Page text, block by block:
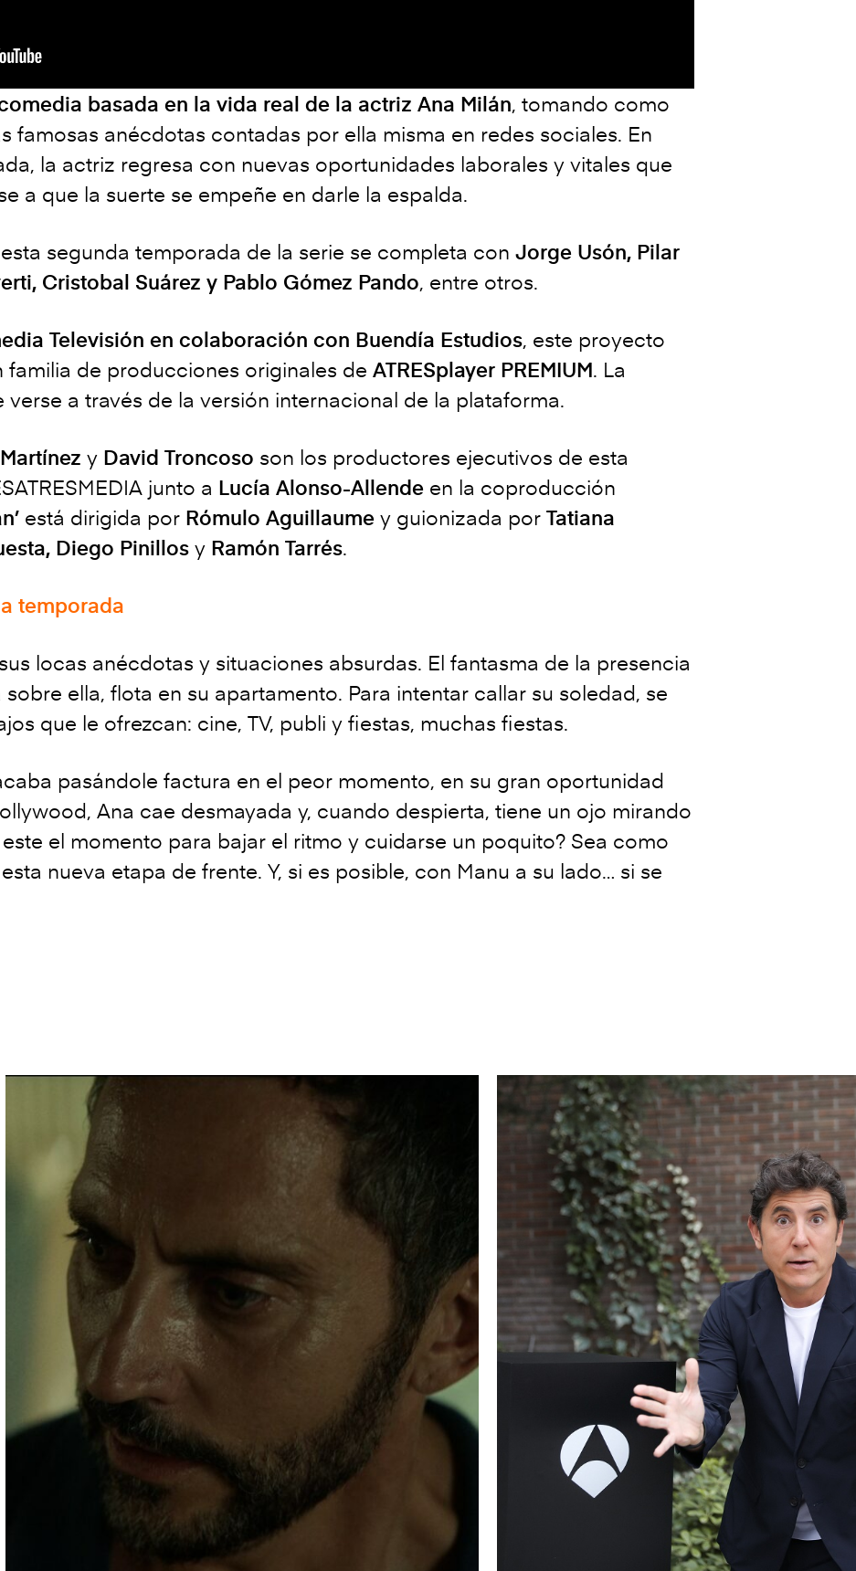
comedia basada en la vida real de la actriz Ana Milán, tomando como
famosas anécdotas contadas por ella misma en redes sociales. En
la actriz regresa con nuevas oportunidades laborales y vitales que
a que la suerte se empeñe en darle la espalda.
segunda temporada de la serie se completa con Jorge Usón, Pilar
Cristobal Suárez y Pablo Gómez Pando, entre otros.
Televisión en colaboración con Buendía Estudios, este proyecto
de producciones originales de ATRESplayer PREMIUM. La
a través de la versión internacional de la plataforma.
y David Troncoso son los productores ejecutivos de esta
junto a Lucía Alonso-Allende en la coproducción
está dirigida por Rómulo Aguillaume y guionizada por Tatiana
Diego Pinillos y Ramón Tarrés.
temporada
locas anécdotas y situaciones absurdas. El fantasma de la presencia
ella, flota en su apartamento. Para intentar callar su soledad, se
que le ofrezcan: cine, TV, publi y fiestas, muchas fiestas.
pasándole factura en el peor momento, en su gran oportunidad
Ana cae desmayada y, cuando despierta, tiene un ojo mirando
el momento para bajar el ritmo y cuidarse un poquito? Sea como
nueva etapa de frente. Y, si es posible, con Manu a su lado… si se